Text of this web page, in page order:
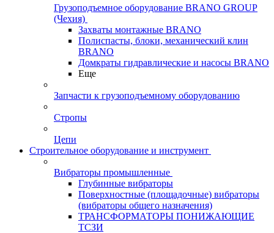
Грузоподъемное оборудование BRANO GROUP
(Чехия)
Захваты монтажные BRANO
Полиспасты, блоки, механический клин
BRANO
Домкраты гидравлические и насосы BRANO
Еще
Запчасти к грузоподъемному оборудованию
Стропы
Цепи
Строительное оборудование и инструмент
Вибраторы промышленные
Глубинные вибраторы
Поверхностные (площадочные) вибраторы
(вибраторы общего назначения)
ТРАНСФОРМАТОРЫ ПОНИЖАЮЩИЕ
ТСЗИ